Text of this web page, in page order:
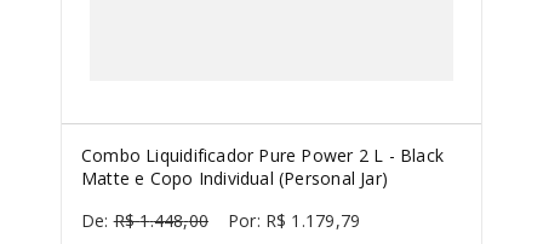
Combo Liquidificador Pure Power 2 L - Black
Matte e Copo Individual (Personal Jar)
R$ 1.448,00 R$ 1 .179,79